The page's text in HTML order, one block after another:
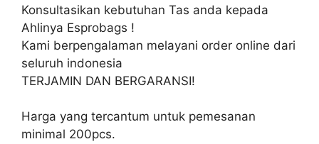
Konsultasikan kebutuhan Tas anda kepada
Ahlinya Esprobags !
Kami berpengalaman melayani order online dari
seluruh indonesia
TERJAMIN DAN BERGARANSI!
Harga yang tercantum untuk pemesanan
minimal 200pcs.